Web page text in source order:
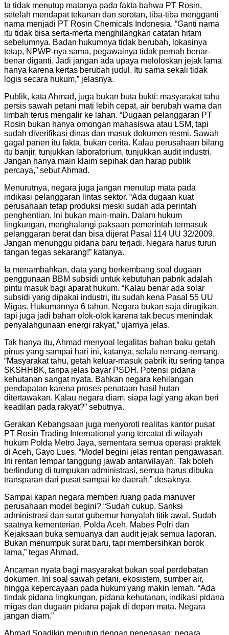
Ia tidak menutup matanya pada fakta bahwa PT Rosin,
setelah mendapat tekanan dan sorotan, tiba-tiba mengganti
nama menjadi PT Rosin Chemicals Indonesia. “Ganti nama
itu tidak bisa serta-merta menghilangkan catatan hitam
sebelumnya. Badan hukumnya tidak berubah, lokasinya
tetap, NPWP-nya sama, pegawainya tidak pernah benar-
benar diganti. Jadi jangan ada upaya meloloskan jejak lama
hanya karena kertas berubah judul. Itu sama sekali tidak
logis secara hukum,” jelasnya.
Publik, kata Ahmad, juga bukan buta bukti: masyarakat tahu
persis sawah petani mati lebih cepat, air berubah warna dan
limbah terus mengalir ke lahan. “Dugaan pelanggaran PT
Rosin bukan hanya omongan mahasiswa atau LSM, tapi
sudah diverifikasi dinas dan masuk dokumen resmi. Sawah
gagal panen itu fakta, bukan cerita. Kalau perusahaan bilang
itu banjir, tunjukkan laboratorium, tunjukkan audit industri.
Jangan hanya main klaim sepihak dan harap publik
percaya,” sebut Ahmad.
Menurutnya, negara juga jangan menutup mata pada
indikasi pelanggaran lintas sektor. “Ada dugaan kuat
perusahaan tetap produksi meski sudah ada perintah
penghentian. Ini bukan main-main. Dalam hukum
lingkungan, menghalangi paksaan pemerintah termasuk
pelanggaran berat dan bisa dijerat Pasal 114 UU 32/2009.
Jangan menunggu pidana baru terjadi. Negara harus turun
tangan tegas sekarang!” katanya.
Ia menambahkan, data yang berkembang soal dugaan
penggunaan BBM subsidi untuk kebutuhan pabrik adalah
pintu masuk bagi aparat hukum. “Kalau benar ada solar
subsidi yang dipakai industri, itu sudah kena Pasal 55 UU
Migas. Hukumannya 6 tahun. Negara bukan saja dirugikan,
tapi juga jadi bahan olok-olok karena tak becus menindak
penyalahgunaan energi rakyat,” ujarnya jelas.
Tak hanya itu, Ahmad menyoal legalitas bahan baku getah
pinus yang sampai hari ini, katanya, selalu remang-remang.
“Masyarakat tahu, getah keluar-masuk pabrik itu sering tanpa
SKSHHBK, tanpa jelas bayar PSDH. Potensi pidana
kehutanan sangat nyata. Bahkan negara kehilangan
pendapatan karena proses penataan hasil hutan
ditertawakan. Kalau negara diam, siapa lagi yang akan beri
keadilan pada rakyat?” sebutnya.
Gerakan Kebangsaan juga menyoroti realitas kantor pusat
PT Rosin Trading International yang tercatat di wilayah
hukum Polda Metro Jaya, sementara semua operasi praktek
di Aceh, Gayo Lues. “Model begini jelas rentan pengawasan.
Ini rentan lempar tanggung jawab antarwilayah. Tak boleh
berlindung di tumpukan administrasi, semua harus dibuka
transparan dari pusat sampai ke daerah,” desaknya.
Sampai kapan negara memberi ruang pada manuver
perusahaan model begini? “Sudah cukup. Sanksi
administrasi dan surat gubernur hanyalah titik awal. Sudah
saatnya kementerian, Polda Aceh, Mabes Polri dan
Kejaksaan buka semuanya dan audit jejak semua laporan.
Bukan menumpuk surat baru, tapi membersihkan borok
lama,” tegas Ahmad.
Ancaman nyata bagi masyarakat bukan soal perdebatan
dokumen. Ini soal sawah petani, ekosistem, sumber air,
hingga kepercayaan pada hukum yang makin lemah. “Ada
tindak pidana lingkungan, pidana kehutanan, indikasi pidana
migas dan dugaan pidana pajak di depan mata. Negara
jangan diam.”
Ahmad Soadikin menutup dengan penegasan: negara,